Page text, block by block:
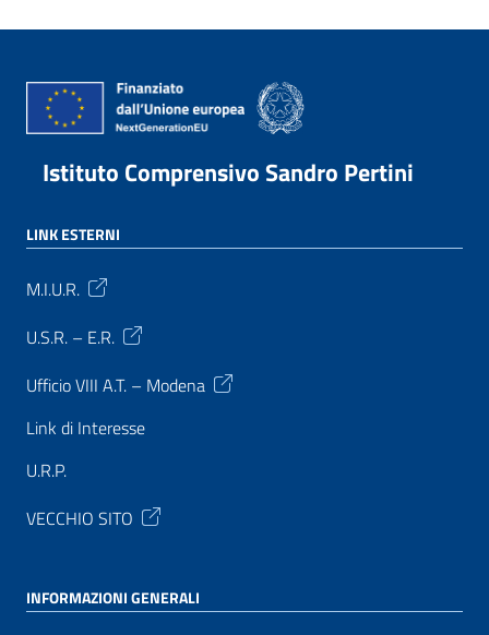
Istituto Comprensivo Sandro Pertini
LINK ESTERNI
M.I.U.R.
U.S.R. – E.R.
Ufficio VIII A.T. – Modena
Link di Interesse
U.R.P.
VECCHIO SITO
INFORMAZIONI GENERALI